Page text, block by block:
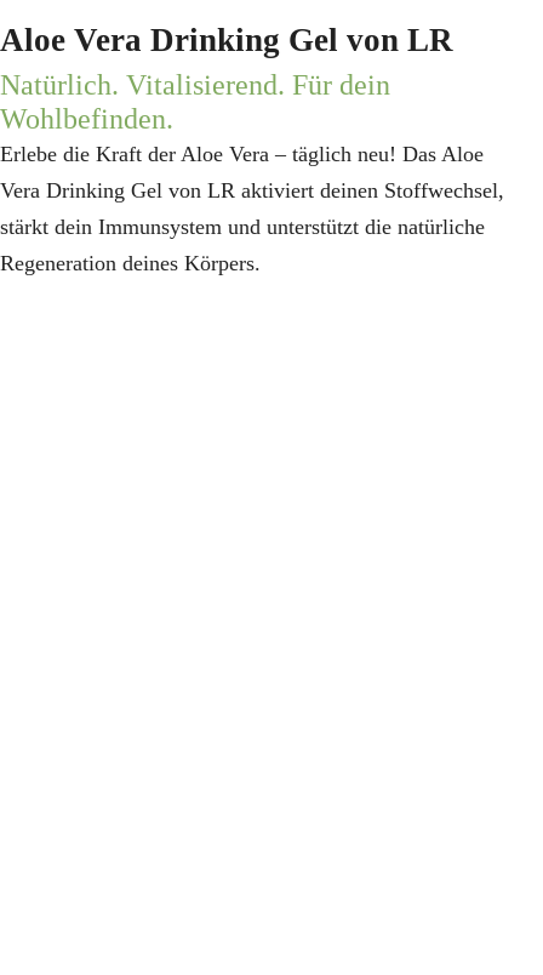
Mikronährstoffe
Blog
Kontakt
Aloe Vera Drinking Gel von LR
Natürlich. Vitalisierend. Für dein
Wohlbefinden.
Erlebe die Kraft der Aloe Vera – täglich neu! Das Aloe
Vera Drinking Gel von LR aktiviert deinen Stoffwechsel,
stärkt dein Immunsystem und unterstützt die natürliche
Regeneration deines Körpers.